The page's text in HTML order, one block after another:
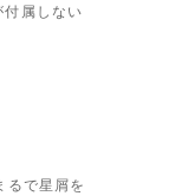
属しない
るで星屑を